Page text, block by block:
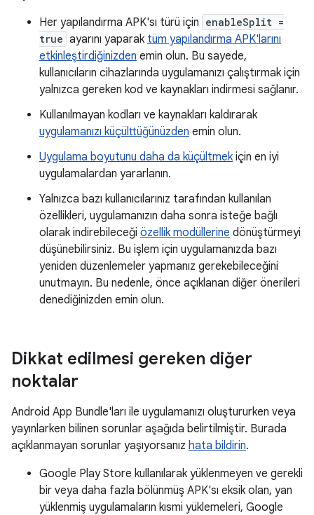
Her yapılandırma APK'sı türü için enableSplit =
true ayarını yaparak tüm yapılandırma APK'larını
etkinleştirdiğinizden emin olun. Bu sayede,
kullanıcıların cihazlarında uygulamanızı çalıştırmak için
yalnızca gereken kod ve kaynakları indirmesi sağlanır.
Kullanılmayan kodları ve kaynakları kaldırarak
uygulamanızı küçülttüğünüzden emin olun.
Uygulama boyutunu daha da küçültmekiçin en iyi
uygulamalardan yararlanın.
Yalnızca bazı kullanıcılarınız tarafından kullanılan
özellikleri, uygulamanızın daha sonra isteğe bağlı
olarak indirebileceği özellik modüllerine dönüştürmeyi
düşünebilirsiniz. Bu işlem için uygulamanızda bazı
yeniden düzenlemeler yapmanız gerekebileceğini
unutmayın. Bu nedenle, önce açıklanan diğer önerileri
denediğinizden emin olun.
Dikkat edilmesi gereken diğer
noktalar
Android App Bundle'ları ile uygulamanızı oluştururken veya
yayınlarken bilinen sorunlar aşağıda belirtilmiştir. Burada
açıklanmayan sorunlar yaşıyorsanız hata bildirin.
Google Play Store kullanılarak yüklenmeyen ve gerekli
bir veya daha fazla bölünmüş APK'sı eksik olan, yan
yüklenmiş uygulamaların kısmi yüklemeleri, Google